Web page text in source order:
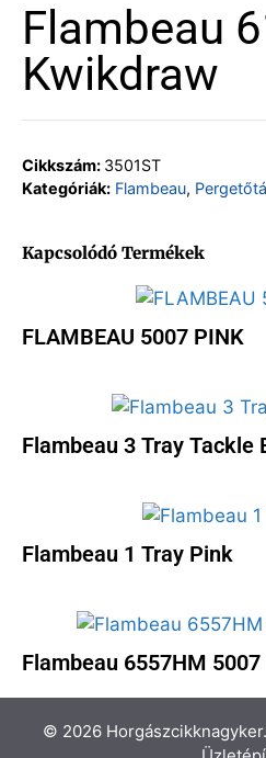
Flambeau
Kwikdraw
Cikkszám: 3501ST
Kategóriák: Flambeau,
Kapcsolódó Termékek
FLAMBEAU 5007 PINK
Flambeau 3 Tray Tackle
Flambeau 1 Tray Pink
Flambeau 6557HM
© 2026